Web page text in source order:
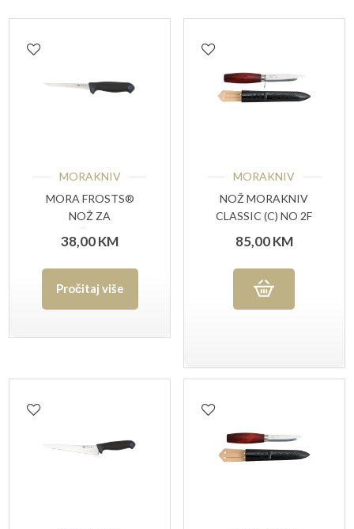
MORAKNIV
MORA FROSTS®
NOŽ ZA
OTKOŠTAVANJE
7151 PG
38,00KM
Pročitaj više
MORAKNIV
NOŽ MORAKNIV
CLASSIC (C) NO 2F
85,00KM